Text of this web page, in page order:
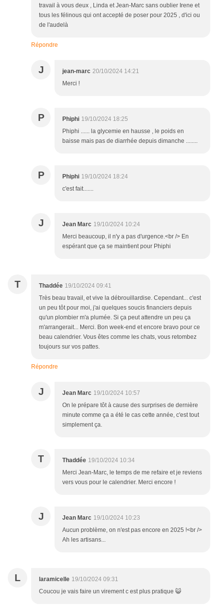
travail à vous deux , Linda et Jean-Marc sans oublier Irene et
tous les félinous qui ont accepté de poser pour 2025 , d'ici ou
de l'audelà
Répondre
J jean-marc 20/10/2024 14:21
Merci !
P Phiphi 19/10/2024 18:25
Phiphi ...... la glycemie en hausse , le poids en
baisse mais pas de diarrhée depuis dimanche ........
P Phiphi 19/10/2024 18:24
c'est fait.......
J Jean Marc 19/10/2024 10:24
Merci beaucoup, il n'y a pas d'urgence.<br /> En
espérant que ça se maintient pour Phiphi
T Thaddée 19/10/2024 09:41
Très beau travail, et vive la débrouillardise. Cependant... c'est
un peu tôt pour moi, j'ai quelques soucis financiers depuis
qu'un plombier m'a plumée. Si ça peut attendre un peu ça
m'arrangerait... Merci. Bon week-end et encore bravo pour ce
beau calendrier. Vous êtes comme les chats, vous retombez
toujours sur vos pattes.
Répondre
J Jean Marc 19/10/2024 10:57
On le prépare tôt à cause des surprises de dernière
minute comme ça a été le cas cette année, c'est tout
simplement ça.
T Thaddée 19/10/2024 10:34
Merci Jean-Marc, le temps de me refaire et je reviens
vers vous pour le calendrier. Merci encore !
J Jean Marc 19/10/2024 10:23
Aucun problème, on n'est pas encore en 2025 !<br />
Ah les artisans...
L laramicelle 19/10/2024 09:31
Coucou je vais faire un virement c est plus pratique 😺